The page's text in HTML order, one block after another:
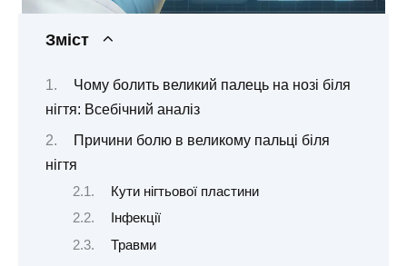
Зміст
Чому болить великий палець на нозі біля
нігтя: Всебічний аналіз
Причини болю в великому пальці біля
нігтя
Кути нігтьової пластини
Інфекції
Травми